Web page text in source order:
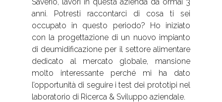
anni. Potresti raccontarci di cosa ti sei
occupato in questo periodo? Ho iniziato
con la progettazione di un nuovo impianto
di deumidificazione per il settore alimentare
dedicato al mercato globale, mansione
molto interessante perché mi ha dato
l’opportunità di seguire i test dei prototipi nel
laboratorio di Ricerca & Sviluppo aziendale.